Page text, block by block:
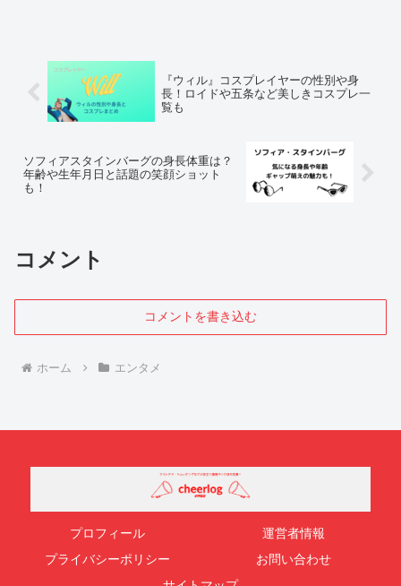
『ウィル』コスプレイヤーの性別や身
長！ロイドや五条など美しきコスプレ一
覧も
ソフィアスタインバーグの身長体重は？
年齢や生年月日と話題の笑顔ショット
も！
コメント
コメントを書き込む
ホーム エンタメ
プロフィール
運営者情報
プライバシーポリシー
お問い合わせ